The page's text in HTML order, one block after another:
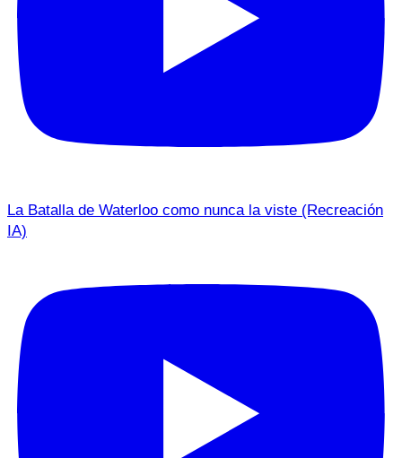
La Batalla de Waterloo como nunca la viste (Recreación
IA)